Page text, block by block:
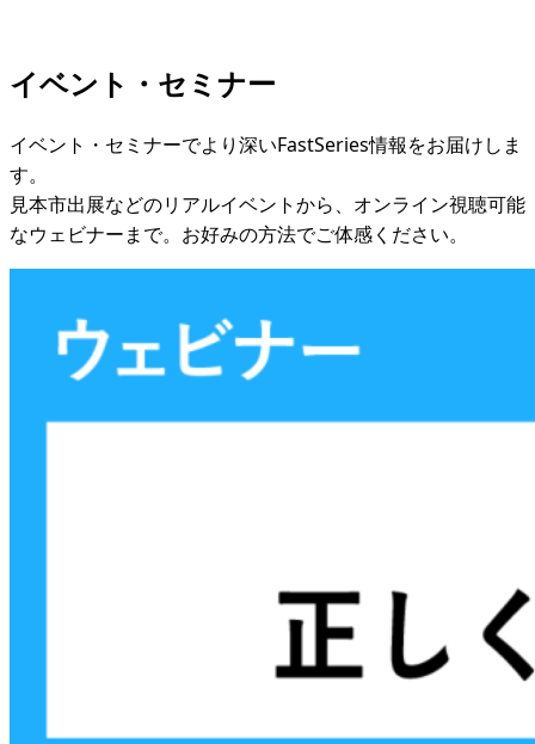
イベント・セミナー
イベント・セミナーでより深いFastSeries情報をお届けしま
す。
見本市出展などのリアルイベントから、オンライン視聴可能
なウェビナーまで。お好みの方法でご体感ください。